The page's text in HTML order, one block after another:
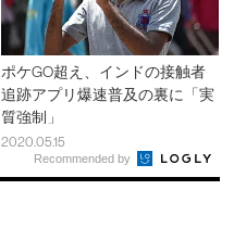
ポケGO超え、インドの接触者
追跡アプリ爆速普及の裏に「実
質強制」
2020.05.15
Recommended by